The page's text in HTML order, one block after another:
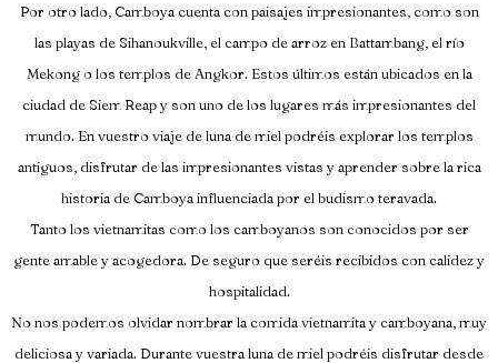
Por otro lado, Camboya cuenta con paisajes impresionantes, como son
las playas de Sihanoukville, el campo de arroz en Battambang, el río
Mekong o los templos de Angkor. Estos últimos están ubicados en la
ciudad de Siem Reap y son uno de los lugares más impresionantes del
mundo. En vuestro viaje de luna de miel podréis explorar los templos
antiguos, disfrutar de las impresionantes vistas y aprender sobre la rica
historia de Camboya influenciada por el budismo teravada.
Tanto los vietnamitas como los camboyanos son conocidos por ser
gente amable y acogedora. De seguro que seréis recibidos con calidez y
hospitalidad.
No nos podemos olvidar nombrar la comida vietnamita y camboyana, muy
deliciosa y variada. Durante vuestra luna de miel podréis disfrutar desde